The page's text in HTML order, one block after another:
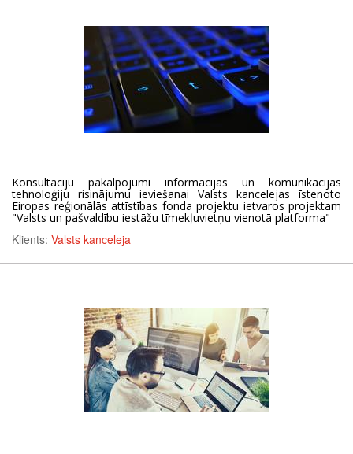
Konsultāciju pakalpojumi informācijas un komunikācijas
tehnoloģiju risinājumu ieviešanai Valsts kancelejas īstenoto
Eiropas reģionālās attīstības fonda projektu ietvaros projektam
"Valsts un pašvaldību iestāžu tīmekļuvietņu vienotā platforma"
Klients: Valsts kanceleja